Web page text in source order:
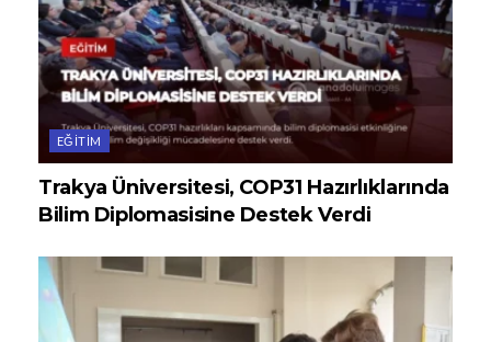
EĞITIM
Trakya Üniversitesi, COP31 Hazırlıklarında
Bilim Diplomasisine Destek Verdi